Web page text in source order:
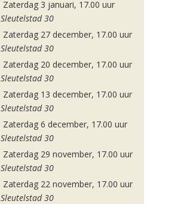
Zaterdag 3 januari, 17.00 uur
Sleutelstad 30
Zaterdag 27 december, 17.00 uur
Sleutelstad 30
Zaterdag 20 december, 17.00 uur
Sleutelstad 30
Zaterdag 13 december, 17.00 uur
Sleutelstad 30
Zaterdag 6 december, 17.00 uur
Sleutelstad 30
Zaterdag 29 november, 17.00 uur
Sleutelstad 30
Zaterdag 22 november, 17.00 uur
Sleutelstad 30